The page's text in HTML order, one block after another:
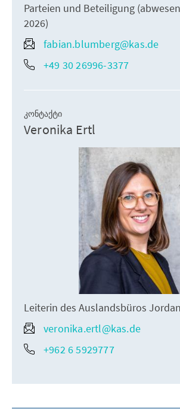
Parteien und Beteiligung
2026)
fabian.blumberg@kas.de
+49 30 26996-3377
ᲙᲝᲜᲢᲐᲥᲢᲘ
Veronika Ertl
Leiterin des Auslandsbüros
veronika.ertl@kas.de
+962 6 5929777